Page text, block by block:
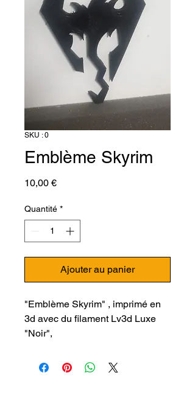
SKU : 0
Emblème Skyrim
10,00 €Prix
Quantité *
Ajouter au panier
"Emblème Skyrim" , imprimé en
3d avec du filament Lv3d Luxe
"Noir",
Optez pour le filament LV3D